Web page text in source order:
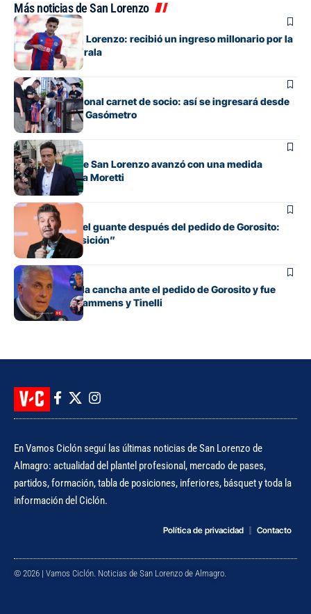
Más noticias de San Lorenzo
Institucional
Alivio para San Lorenzo: recibió un ingreso millonario por la
venta de Elian Irala
Institucional
Adiós al tradicional carnet de socio: así se ingresará desde
ahora al Nuevo Gasómetro
Institucional
La dirigencia de San Lorenzo avanzó con una medida
histórica contra Moretti
Institucional
Tinelli recogió el guante después del pedido de Gorosito:
“Estoy a disposición”
Institucional
Culotta marcó la cancha ante el pedido de Gorosito y fue
lapidario con Lammens y Tinelli
En Vamos Ciclón seguí las últimas noticias de San Lorenzo de
Almagro: actualidad del plantel profesional, mercado de pases,
partidos, formación, tabla de posiciones, inferiores, básquet y toda la
información del Ciclón.
Política de privacidad Contacto
© 2026 | Vamos Ciclón. Noticias de San Lorenzo de Almagro.